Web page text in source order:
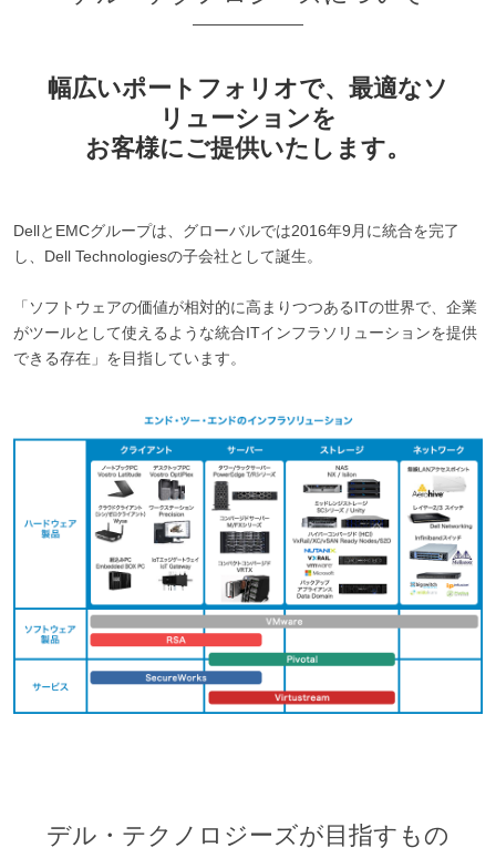
幅広いポートフォリオで、最適なソ
リューションを
お客様にご提供いたします。
DellとEMCグループは、グローバルでは2016年9月に統合を完了
し、Dell Technologiesの子会社として誕生。
「ソフトウェアの価値が相対的に高まりつつあるITの世界で、企業
がツールとして使えるような統合ITインフラソリューションを提供
できる存在」を目指しています。
デル・テクノロジーズが目指すもの